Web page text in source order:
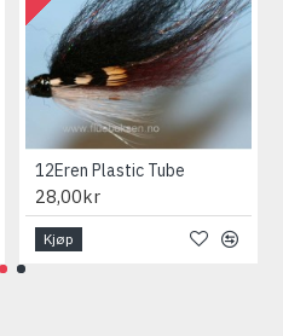
12Eren Plastic Tube
28,00kr
Kjøp